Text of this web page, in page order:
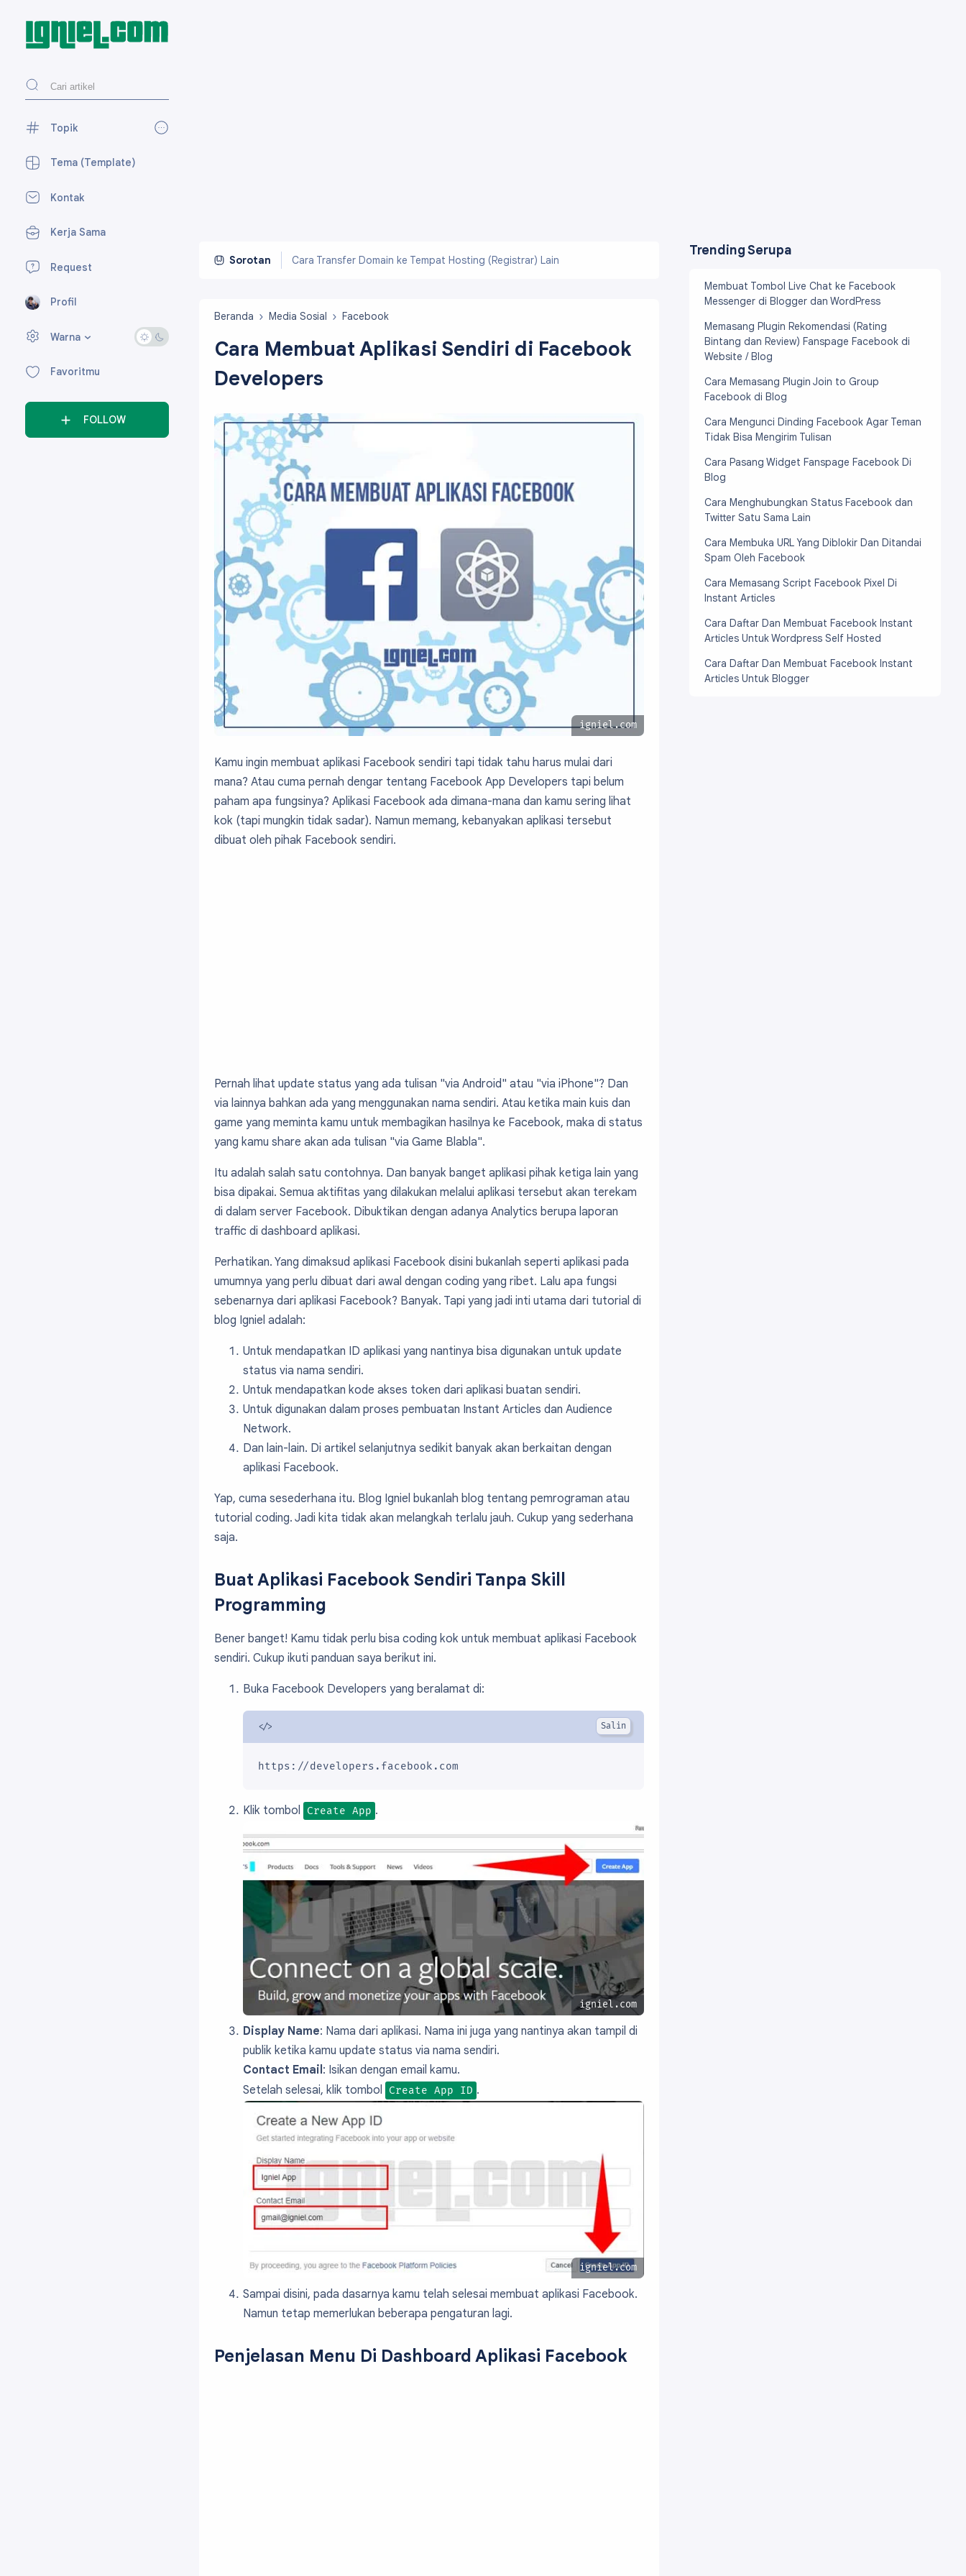
Topik
AdSense
Media Sosial
Tekno
Tema (Template)
Kontak
Kerja Sama
Request
Profil
Warna›
Favoritmu
FOLLOW
Sorotan Cara Transfer Domain ke Tempat Hosting (Registrar) Lain
Beranda Media Sosial Facebook
Cara Membuat Aplikasi Sendiri di Facebook
Developers
igniel.com
Kamu ingin membuat aplikasi Facebook sendiri tapi tidak tahu harus mulai dari
mana? Atau cuma pernah dengar tentang Facebook App Developers tapi belum
paham apa fungsinya? Aplikasi Facebook ada dimana-mana dan kamu sering lihat
kok (tapi mungkin tidak sadar). Namun memang, kebanyakan aplikasi tersebut
dibuat oleh pihak Facebook sendiri.
Pernah lihat update status yang ada tulisan "via Android" atau "via iPhone"? Dan
via lainnya bahkan ada yang menggunakan nama sendiri. Atau ketika main kuis dan
game yang meminta kamu untuk membagikan hasilnya ke Facebook, maka di status
yang kamu share akan ada tulisan "via Game Blabla".
Itu adalah salah satu contohnya. Dan banyak banget aplikasi pihak ketiga lain yang
bisa dipakai. Semua aktifitas yang dilakukan melalui aplikasi tersebut akan terekam
di dalam server Facebook. Dibuktikan dengan adanya Analytics berupa laporan
traffic di dashboard aplikasi.
Perhatikan. Yang dimaksud aplikasi Facebook disini bukanlah seperti aplikasi pada
umumnya yang perlu dibuat dari awal dengan coding yang ribet. Lalu apa fungsi
sebenarnya dari aplikasi Facebook? Banyak. Tapi yang jadi inti utama dari tutorial di
blog Igniel adalah:
Untuk mendapatkan ID aplikasi yang nantinya bisa digunakan untuk update
status via nama sendiri.
Untuk mendapatkan kode akses token dari aplikasi buatan sendiri.
Untuk digunakan dalam proses pembuatan Instant Articles dan Audience
Network.
Dan lain-lain. Di artikel selanjutnya sedikit banyak akan berkaitan dengan
aplikasi Facebook.
Yap, cuma sesederhana itu. Blog Igniel bukanlah blog tentang pemrograman atau
tutorial coding. Jadi kita tidak akan melangkah terlalu jauh. Cukup yang sederhana
saja.
Buat Aplikasi Facebook Sendiri Tanpa Skill
Programming
Bener banget! Kamu tidak perlu bisa coding kok untuk membuat aplikasi Facebook
sendiri. Cukup ikuti panduan saya berikut ini.
Buka Facebook Developers yang beralamat di:
https://developers.facebook.com
Klik tombol Create App .
igniel.com
Display Name: Nama dari aplikasi. Nama ini juga yang nantinya akan tampil di
publik ketika kamu update status via nama sendiri.
Contact Email: Isikan dengan email kamu.
Setelah selesai, klik tombol
Create App ID .
igniel.com
Sampai disini, pada dasarnya kamu telah selesai membuat aplikasi Facebook.
Namun tetap memerlukan beberapa pengaturan lagi.
Penjelasan Menu Di Dashboard Aplikasi Facebook
Trending Serupa
Membuat Tombol Live Chat ke Facebook
Messenger di Blogger dan WordPress
Memasang Plugin Rekomendasi (Rating
Bintang dan Review) Fanspage Facebook di
Website / Blog
Cara Memasang Plugin Join to Group
Facebook di Blog
Cara Mengunci Dinding Facebook Agar Teman
Tidak Bisa Mengirim Tulisan
Cara Pasang Widget Fanspage Facebook Di
Blog
Cara Menghubungkan Status Facebook dan
Twitter Satu Sama Lain
Cara Membuka URL Yang Diblokir Dan Ditandai
Spam Oleh Facebook
Cara Memasang Script Facebook Pixel Di
Instant Articles
Cara Daftar Dan Membuat Facebook Instant
Articles Untuk Wordpress Self Hosted
Cara Daftar Dan Membuat Facebook Instant
Articles Untuk Blogger